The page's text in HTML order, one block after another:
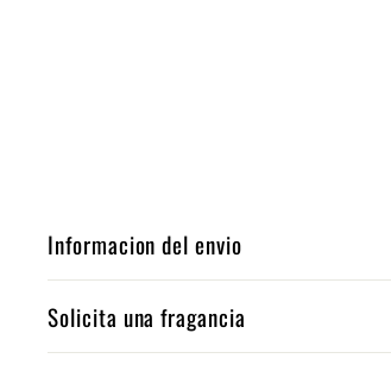
Informacion del envio
Solicita una fragancia